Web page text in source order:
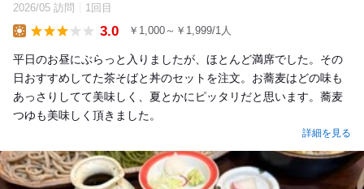
2026/05 訪問 1回目
3.0 ￥1,000～￥1,999/1人
平日のお昼にぶらっと入りましたが、ほとんど満席でした。その
日おすすめしてた茶そばと丼のセットを注文。お蕎麦はどの味も
あっさりしてて美味しく、夏とかにピッタリだと思います。蕎麦
つゆも美味しく頂きました。
詳細を見る